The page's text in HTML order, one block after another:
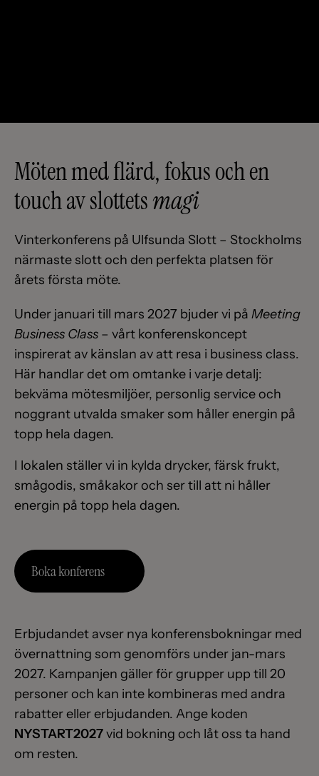
Möten med flärd, fokus och en
touch av slottetsmagi
Vinterkonferens på Ulfsunda Slott – Stockholms
närmaste slott och den perfekta platsen för
årets första möte.
Under januari till mars 2027 bjuder vi på Meeting
Business Class – vårt konferenskoncept
inspirerat av känslan av att resa i business class.
Här handlar det om omtanke i varje detalj:
bekväma mötesmiljöer, personlig service och
noggrant utvalda smaker som håller energin på
topp hela dagen.
I lokalen ställer vi in kylda drycker, färsk frukt,
smågodis, småkakor och ser till att ni håller
energin på topp hela dagen.
Boka konferens
Erbjudandet avser nya konferensbokningar med
övernattning som genomförs under jan-mars
2027. Kampanjen gäller för grupper upp till 20
personer och kan inte kombineras med andra
rabatter eller erbjudanden. Ange koden
NYSTART2027vid bokning och låt oss ta hand
om resten.